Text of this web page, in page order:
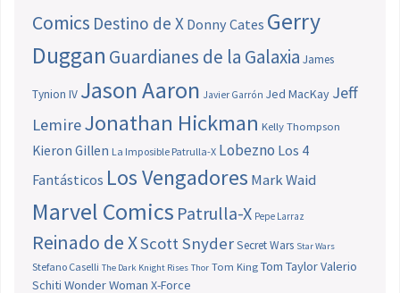
Comics Destino de X Donny Cates Gerry
Duggan Guardianes de la Galaxia James
Tynion IV Jason Aaron Javier Garrón Jed MacKay Jeff
LemireJonathan Hickman Kelly Thompson
Kieron Gillen La Imposible Patrulla-X Lobezno Los 4
Fantásticos Los Vengadores Mark Waid
Marvel Comics Patrulla-X Pepe Larraz
Reinado de XScott SnyderSecret Wars Star Wars
Stefano Caselli The Dark Knight Rises Thor Tom King Tom TaylorValerio
Schiti Wonder Woman X-Force